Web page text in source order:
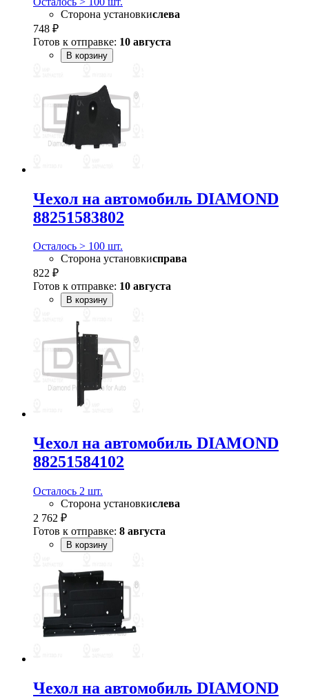
Сторона установкислева
748 ₽
Готов к отправке: 10 августа
В корзину
Чехол на автомобиль DIAMOND
88251583802
Осталось > 100 шт.
Сторона установкисправа
822 ₽
Готов к отправке: 10 августа
В корзину
Чехол на автомобиль DIAMOND
88251584102
Осталось 2 шт.
Сторона установкислева
2 762 ₽
Готов к отправке: 8 августа
В корзину
Чехол на автомобиль DIAMOND